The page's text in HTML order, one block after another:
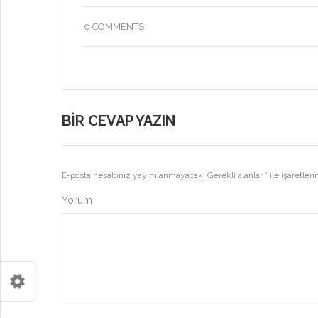
0 COMMENTS
BIR CEVAP YAZIN
E-posta hesabınız yayımlanmayacak. Gerekli alanlar * ile
Yorum